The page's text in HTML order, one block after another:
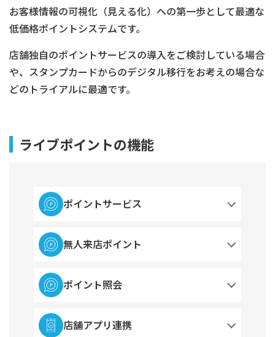
お客様情報の可視化（見える化）への第一歩として最適な
低価格ポイントシステムです。
店舗独自のポイントサービスの導入をご検討している場合
や、スタンプカードからのデジタル移行をお考えの場合な
どのトライアルに最適です。
ライブポイントの機能
ポイントサービス
無人来店ポイント
ポイント照会
店舗アプリ連携